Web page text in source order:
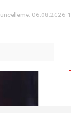
06.08.2026